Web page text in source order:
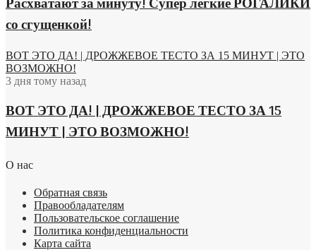
Расхватают за минуту! Супер легкие РОГАЛИКИ
со сгущенкой!
ВОТ ЭТО ДА! | ДРОЖЖЕВОЕ ТЕСТО ЗА 15 МИНУТ | ЭТО
ВОЗМОЖНО!
3 дня тому назад
ВОТ ЭТО ДА! | ДРОЖЖЕВОЕ ТЕСТО ЗА 15
МИНУТ | ЭТО ВОЗМОЖНО!
О нас
Обратная связь
Правообладателям
Пользовательское соглашение
Политика конфиденциальности
Карта сайта